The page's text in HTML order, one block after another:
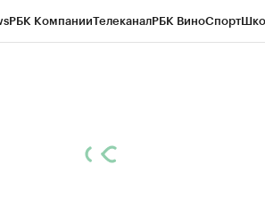
РБК КомпанииТелеканалРБК ВиноСпорт